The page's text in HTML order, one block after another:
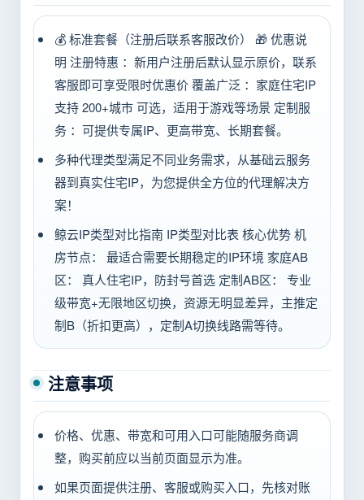
💰 标准套餐（注册后联系客服改价） 🎁 优惠说
明 注册特惠 ：新用户注册后默认显示原价，联系
客服即可享受限时优惠价 覆盖广泛 ：家庭住宅IP
支持 200+城市 可选，适用于游戏等场景 定制服
务 ：可提供专属IP、更高带宽、长期套餐。
多种代理类型满足不同业务需求，从基础云服务
器到真实住宅IP，为您提供全方位的代理解决方
案！
鲸云IP类型对比指南 IP类型对比表 核心优势 机
房节点： 最适合需要长期稳定的IP环境 家庭AB
区： 真人住宅IP，防封号首选 定制AB区： 专业
级带宽+无限地区切换，资源无明显差异，主推定
制B（折扣更高），定制A切换线路需等待。
注意事项
价格、优惠、带宽和可用入口可能随服务商调
整，购买前应以当前页面显示为准。
如果页面提供注册、客服或购买入口，先核对账